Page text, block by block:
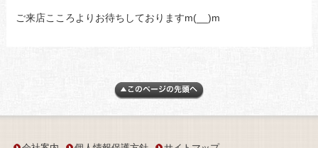
ご来店こころよりお待ちしておりますm(__)m